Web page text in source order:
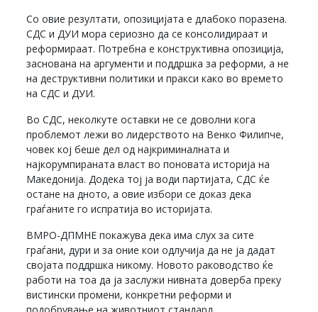
Со овие резултати, опозицијата е длабоко поразена.
СДС и ДУИ мора сериозно да се консолидираат и
реформираат. Потребна е конструктивна опозиција,
заснована на аргументи и поддршка за реформи, а не
на деструктивни политики и пракси како во времето
на СДС и ДУИ.
Во СДС, неколкуте оставки не се доволни кога
проблемот лежи во лидерството на Венко Филипче,
човек кој беше дел од најкриминалната и
најкорумпираната власт во поновата историја на
Македонија. Додека тој ја води партијата, СДС ќе
остане на дното, а овие избори се доказ дека
граѓаните го испратија во историјата.
ВМРО-ДПМНЕ покажува дека има слух за сите
граѓани, дури и за оние кои одлучија да не ја дадат
својата поддршка никому. Новото раководство ќе
работи на тоа да ја заслужи нивната доверба преку
вистински промени, конкретни реформи и